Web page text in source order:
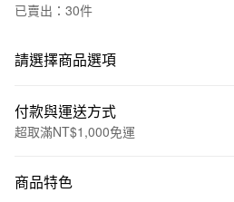
已賣出：30件
請選擇商品選項
付款與運送方式
超取滿NT$1,000免運
信用卡一次付款
商品特色